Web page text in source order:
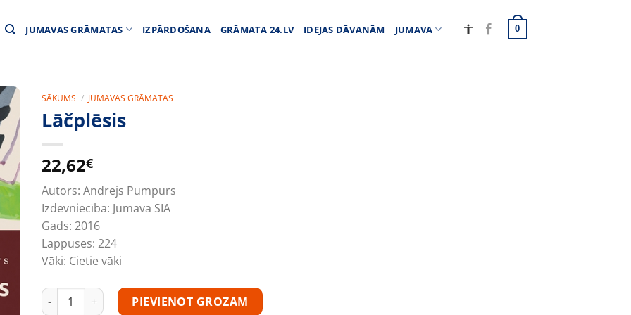
JUMAVAS GRĀMATAS IZPĀRDOŠANA GRĀMATA 24.LV IDEJAS DĀVANĀM JUMAVA 0
SĀKUMS / JUMAVAS GRĀMATAS
Lāčplēsis
22,62€
Autors: Andrejs Pumpurs
Izdevniecība: Jumava SIA
Gads: 2016
Lappuses: 224
Vāki: Cietie vāki
Lāčplēsis daudzumsPIEVIENOT GROZAM